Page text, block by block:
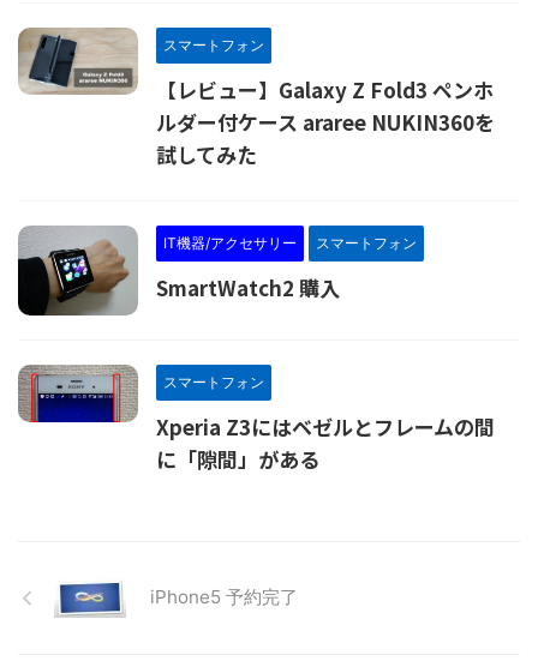
スマートフォン
【レビュー】Galaxy Z Fold3 ペンホ
ルダー付ケース araree NUKIN360を
試してみた
IT機器/アクセサリー スマートフォン
SmartWatch2 購入
スマートフォン
Xperia Z3にはベゼルとフレームの間
に「隙間」がある
iPhone5 予約完了